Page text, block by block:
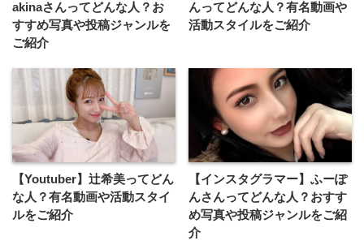
akinaさんってどんな人？お
すすめ写真や投稿ジャンルを
ご紹介
んってどんな⼈？有名動画や
活動スタイルをご紹介
【Youtuber】辻希美ってどん
な人？有名動画や活動スタイ
ルをご紹介
【インスタグラマー】ふーぽ
んさんってどんな人？おすす
め写真や投稿ジャンルをご紹
介